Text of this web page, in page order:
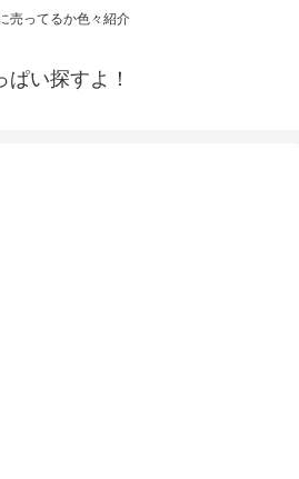
売ってるか色々紹介
ぱい探すよ！